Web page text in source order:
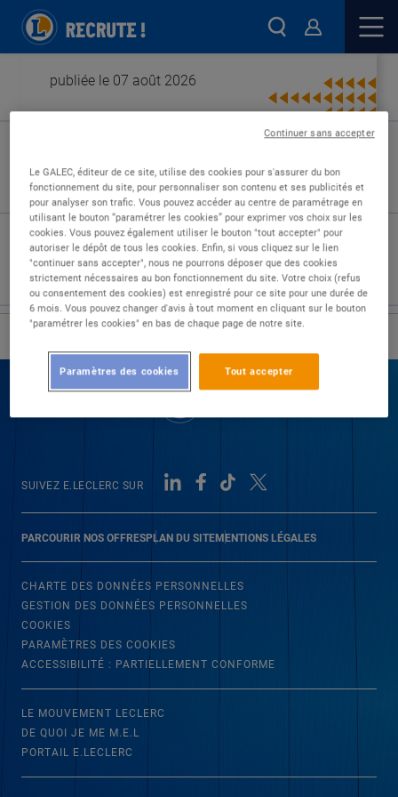
publiée le 07 août 2026
Type de contrat :
Expérience :
Études :
PARCOURIR NOS OFFRESPLAN DU SITEMENTIONS LÉGALES
SUIVEZ E.LECLERC SUR
CHARTE DES DONNÉES PERSONNELLES
GESTION DES DONNÉES PERSONNELLES
COOKIES
PARAMÈTRES DES COOKIES
ACCESSIBILITÉ : PARTIELLEMENT CONFORME
LE MOUVEMENT LECLERC
DE QUOI JE ME M.E.L
PORTAIL E.LECLERC
Le GALEC, éditeur de ce site, utilise des cookies pour s'assurer du bon
fonctionnement du site, pour personnaliser son contenu et ses publicités et
pour analyser son trafic. Vous pouvez accéder au centre de paramétrage en
utilisant le bouton “paramétrer les cookies” pour exprimer vos choix sur les
cookies. Vous pouvez également utiliser le bouton "tout accepter" pour
autoriser le dépôt de tous les cookies. Enfin, si vous cliquez sur le lien
"continuer sans accepter", nous ne pourrons déposer que des cookies
strictement nécessaires au bon fonctionnement du site. Votre choix (refus
ou consentement des cookies) est enregistré pour ce site pour une durée de
6 mois. Vous pouvez changer d'avis à tout moment en cliquant sur le bouton
"paramétrer les cookies" en bas de chaque page de notre site.
Tout accepter
Paramètres des cookies
Continuer sans accepter